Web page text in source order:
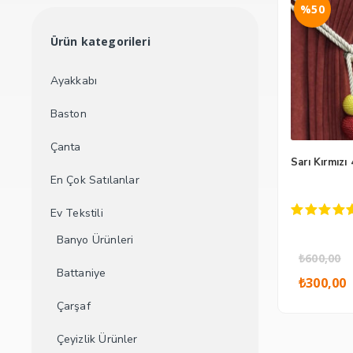
Ürün kategorileri
Ayakkabı
Baston
Çanta
En Çok Satılanlar
Ev Tekstili
Banyo Ürünleri
Battaniye
Çarşaf
Çeyizlik Ürünler
Sarı
₺600,00
fiyat:
₺300,00
%50